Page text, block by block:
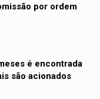
por ordem
é encontrada
são acionados